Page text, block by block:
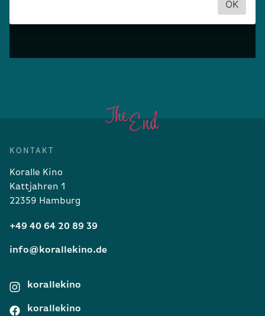
KONTAKT
Koralle Kino
Kattjahren 1
22359 Hamburg
+49 40 64 20 89 39
info@korallekino.de
korallekino
korallekino